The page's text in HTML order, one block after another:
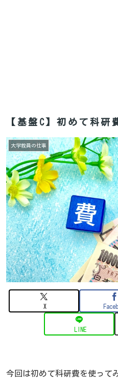
【基盤C】初めて科研
大学教員の仕事
X
LINE
今回は初めて科研費を使って